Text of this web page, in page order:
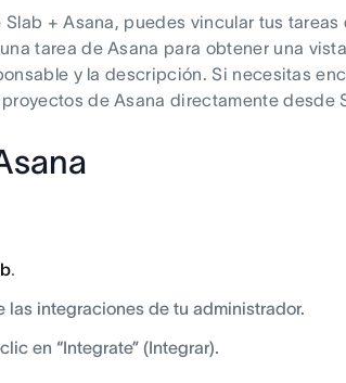
+ Asana, puedes vincular tus
tarea de Asana para obtener una
y la descripción. Si necesitas
de Asana directamente desde
.
las integraciones de tu administrador.
en “Integrate” (Integrar).